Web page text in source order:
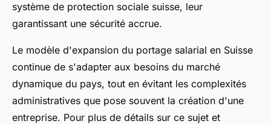
système de protection sociale suisse, leur
garantissant une sécurité accrue.
Le modèle d'expansion du portage salarial en Suisse
continue de s'adapter aux besoins du marché
dynamique du pays, tout en évitant les complexités
administratives que pose souvent la création d'une
entreprise. Pour plus de détails sur ce sujet et